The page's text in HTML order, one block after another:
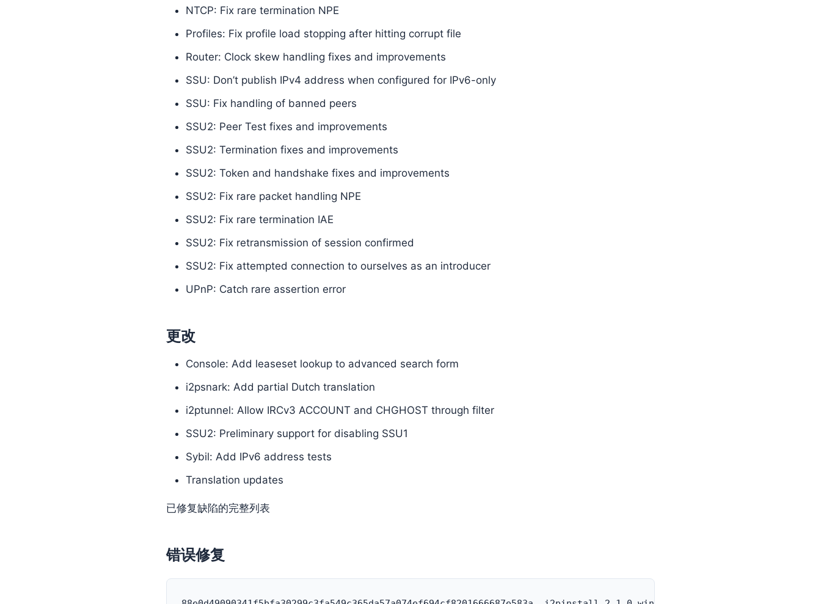
NTCP: Fix rare termination NPE
Profiles: Fix profile load stopping after hitting corrupt file
Router: Clock skew handling fixes and improvements
SSU: Don’t publish IPv4 address when configured for IPv6-only
SSU: Fix handling of banned peers
SSU2: Peer Test fixes and improvements
SSU2: Termination fixes and improvements
SSU2: Token and handshake fixes and improvements
SSU2: Fix rare packet handling NPE
SSU2: Fix rare termination IAE
SSU2: Fix retransmission of session confirmed
SSU2: Fix attempted connection to ourselves as an introducer
UPnP: Catch rare assertion error
更改
Console: Add leaseset lookup to advanced search form
i2psnark: Add partial Dutch translation
i2ptunnel: Allow IRCv3 ACCOUNT and CHGHOST through filter
SSU2: Preliminary support for disabling SSU1
Sybil: Add IPv6 address tests
Translation updates
已修复缺陷的完整列表
错误修复